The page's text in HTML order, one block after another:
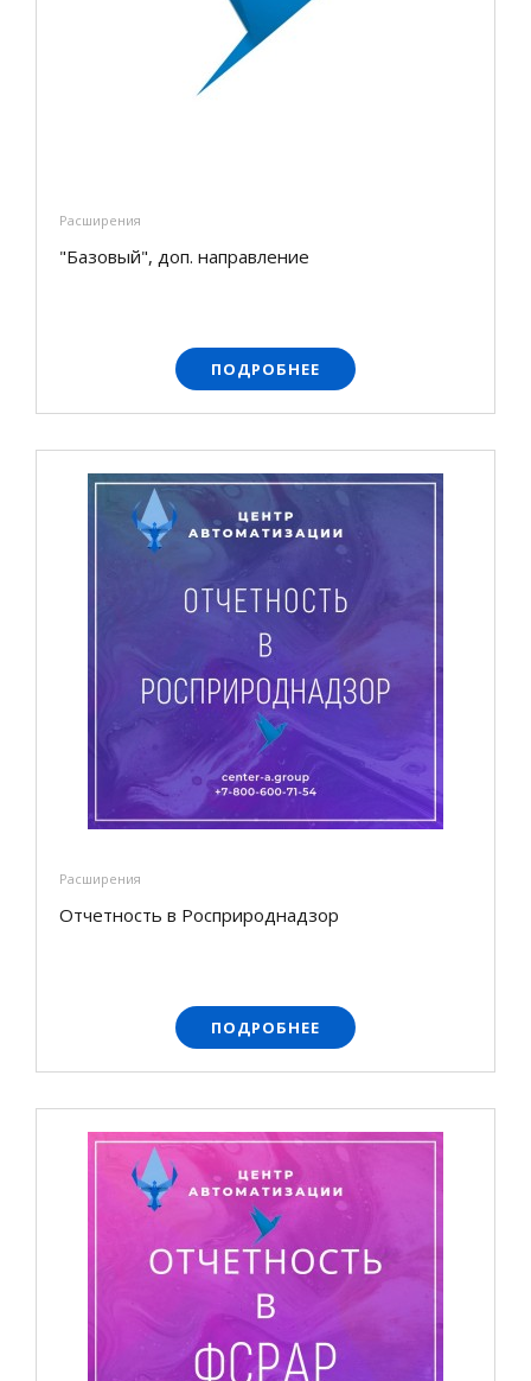
Расширения
"Базовый", доп. направление
ПОДРОБНЕЕ
Расширения
Отчетность в Росприроднадзор
ПОДРОБНЕЕ